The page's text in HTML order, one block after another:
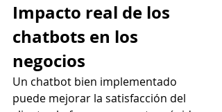
Impacto real de los
chatbots en los
negocios
Un chatbot bien implementado
puede mejorar la satisfacción del